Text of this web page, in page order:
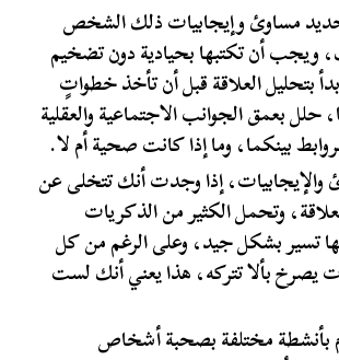
مساوئ وإيجابيات ذلك الشخص
ويجب أن تكتبها بحيادية دون تضخيم
بتحليل العلاقة قبل أن تأخذ خطواتٍ
بعمق الجوانب الاجتماعية والعقلية
بينكما، وما إذا كانت صحية أم لا.
والإيجابيات، إذا وجدت أنك تتخلى عن
وتحمل الكثير من الذكريات
تسير بشكل جيد، وعلى الرغم من كل
بألا تتركه، هذا يعني أنك لست
بأنشطة مختلفة بصحبة أشخاص